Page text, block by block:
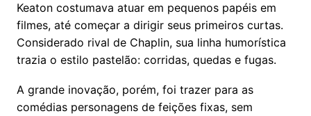
Keaton costumava atuar em pequenos papéis em
filmes, até começar a dirigir seus primeiros curtas.
Considerado rival de Chaplin, sua linha humorística
trazia o estilo pastelão: corridas, quedas e fugas.
A grande inovação, porém, foi trazer para as
comédias personagens de feições fixas, sem